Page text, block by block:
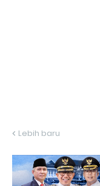
Lebih baru